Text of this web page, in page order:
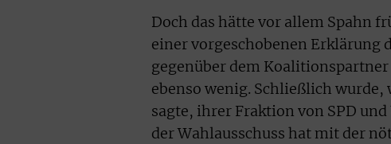
Doch das hätte vor allem Spahn
einer vorgeschobenen Erklärung
gegenüber dem
ebenso wenig. Schließlich
sagte, ihrer Fraktion von SPD
der Wahlausschuss hat mit der